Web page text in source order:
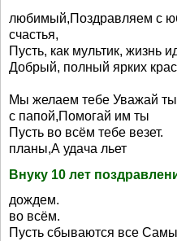
любимый,Поздравляем с
счастья,
Пусть, как мультик, жизнь
Добрый, полный ярких
Мы желаем тебе Уважай
с папой,Помогай им ты
Пусть во всём тебе везет.
планы,А удача льет
Внуку 10 лет
дождем.
во всём.
Пусть сбываются все